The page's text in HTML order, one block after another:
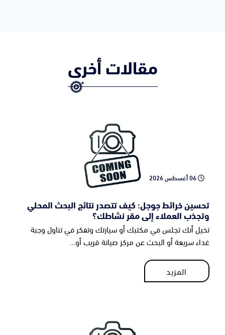
مقالات أخرى
06 أغسطس 2026
تحسين خرائط جوجل: كيف تتصدر نتائج البحث المحلي
وتجذب العملاء إلى مقر نشاطك؟
تخيل أنك تجلس في مكتبك أو سيارتك وتفكر في تناول وجبة
غداء سريعة أو البحث عن مركز صيانة قريب أو…
المزيد
المزيد